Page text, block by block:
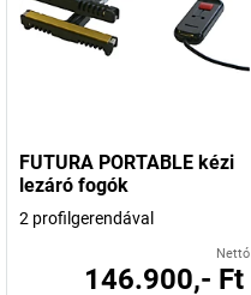
FUTURA PORTABLE kézi
lezáró fogók
2 profilgerendával
Nettó
146.900,- Ft